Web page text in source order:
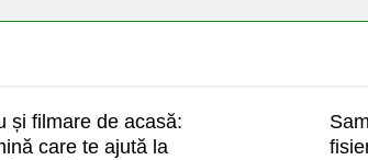
și filmare de acasă:
care te ajută la